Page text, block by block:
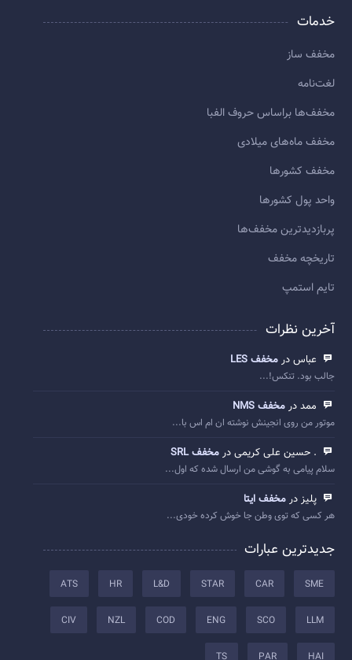
خدمات
مخفف ساز
لغت‌نامه
مخفف‌ها براساس حروف الفبا
مخفف ماه‌های میلادی
مخفف کشورها
واحد پول کشورها
پربازديدترين مخفف‌ها
تاريخچه مخفف
تایم استمپ
آخرین نظرات
عباس در مخفف LES
جالب بود. تنکس!...
ممد در مخفف NMS
موتور من روی انجینش نوشته ان ام اس با...
. حسین علی کریمی در مخفف SRL
سلام پیامی به گوشی من ارسال شده که اول...
پلیز در مخفف ایتا
هر کسی که توی وطن جا خوش کرده خودی...
جدیدترین عبارات
SME
CAR
STAR
L&D
HR
ATS
LLM
SCO
ENG
COD
NZL
CIV